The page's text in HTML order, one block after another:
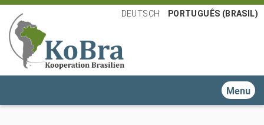
DEUTSCH PORTUGUÊS (BRASIL)
Toggle